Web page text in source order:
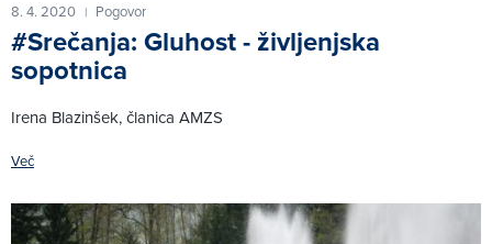
8. 4. 2020 | Pogovor
#Srečanja: Gluhost - življenjska
sopotnica
Irena Blazinšek, članica AMZS
Več